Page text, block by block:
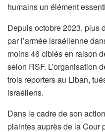
humains un élément
Depuis octobre 2023, plus
par l’armée israélienne
moins 46 ciblés en raison
selon RSF. L’organisation
trois reporters au Liban,
israéliens.
Dans le cadre de son
plaintes auprès de la Cour